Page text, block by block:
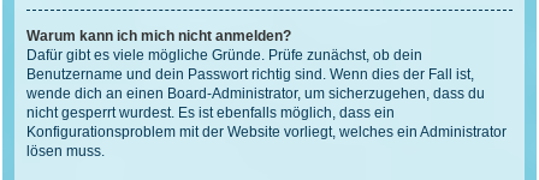
Warum kann ich mich nicht anmelden?
Dafür gibt es viele mögliche Gründe. Prüfe zunächst, ob dein
Benutzername und dein Passwort richtig sind. Wenn dies der Fall ist,
wende dich an einen Board-Administrator, um sicherzugehen, dass du
nicht gesperrt wurdest. Es ist ebenfalls möglich, dass ein
Konfigurationsproblem mit der Website vorliegt, welches ein Administrator
lösen muss.